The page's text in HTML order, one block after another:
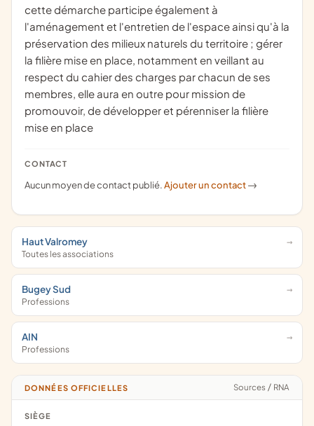
cette démarche participe également à
l'aménagement et l'entretien de l'espace ainsi qu'à la
préservation des milieux naturels du territoire ; gérer
la filière mise en place, notamment en veillant au
respect du cahier des charges par chacun de ses
membres, elle aura en outre pour mission de
promouvoir, de développer et pérenniser la filière
mise en place
CONTACT
Aucun moyen de contact publié.Ajouter un contact ->
Haut Valromey
Toutes les associations
Bugey Sud
Professions
AIN
Professions
DONNÉES OFFICIELLES Sources / RNA
SIÈGE